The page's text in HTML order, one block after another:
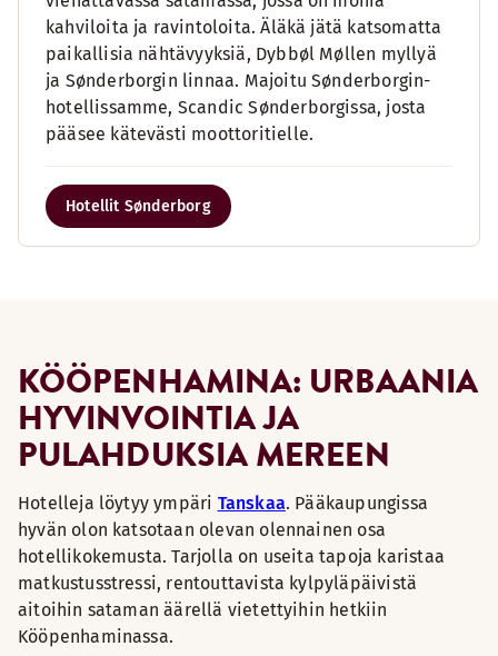
kahviloita ja ravintoloita. Äläkä jätä katsomatta
paikallisia nähtävyyksiä, Dybbøl Møllen myllyä
ja Sønderborgin linnaa. Majoitu Sønderborgin-
hotellissamme, Scandic Sønderborgissa, josta
pääsee kätevästi moottoritielle.
Hotellit Sønderborg
KÖÖPENHAMINA: URBAANIA
HYVINVOINTIA JA
PULAHDUKSIA MEREEN
Hotelleja löytyy ympäri Tanskaa. Pääkaupungissa
hyvän olon katsotaan olevan olennainen osa
hotellikokemusta. Tarjolla on useita tapoja karistaa
matkustusstressi, rentouttavista kylpyläpäivistä
aitoihin sataman äärellä vietettyihin hetkiin
Kööpenhaminassa.